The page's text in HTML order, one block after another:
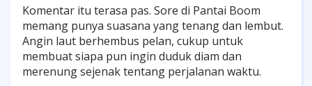
Komentar itu terasa pas. Sore di Pantai Boom
memang punya suasana yang tenang dan lembut.
Angin laut berhembus pelan, cukup untuk
membuat siapa pun ingin duduk diam dan
merenung sejenak tentang perjalanan waktu.